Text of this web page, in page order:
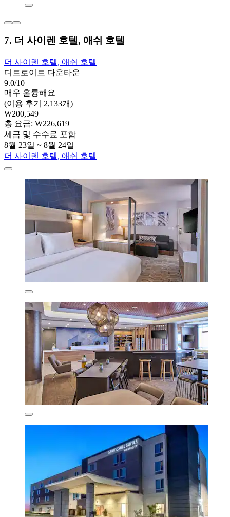
7. 더 사이렌 호텔, 애쉬 호텔
더 사이렌 호텔, 애쉬 호텔
디트로이트 다운타운
9.0/10
매우 훌륭해요
(이용 후기 2,133개)
₩200,549
총 요금: ₩226,619
세금 및 수수료 포함
8월 23일 ~ 8월 24일
더 사이렌 호텔, 애쉬 호텔